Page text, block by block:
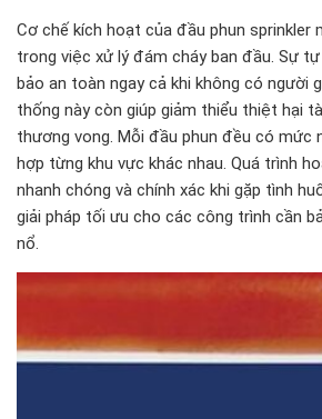
Cơ chế kích hoạt của đầu phun sprinkler
trong việc xử lý đám cháy ban đầu. Sự
bảo an toàn ngay cả khi không có người
thống này còn giúp giảm thiểu thiệt hại
thương vong. Mỗi đầu phun đều có mức
hợp từng khu vực khác nhau. Quá trình
nhanh chóng và chính xác khi gặp tình
giải pháp tối ưu cho các công trình cần
nổ.